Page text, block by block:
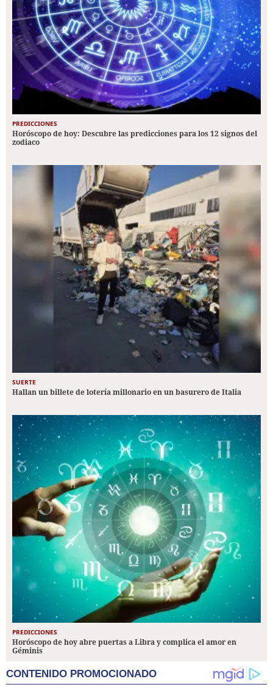
PREDICCIONES
Horóscopo de hoy: Descubre las predicciones para los 12 signos del
zodiaco
SUERTE
Hallan un billete de lotería millonario en un basurero de Italia
PREDICCIONES
Horóscopo de hoy abre puertas a Libra y complica el amor en
Géminis
CONTENIDO PROMOCIONADO